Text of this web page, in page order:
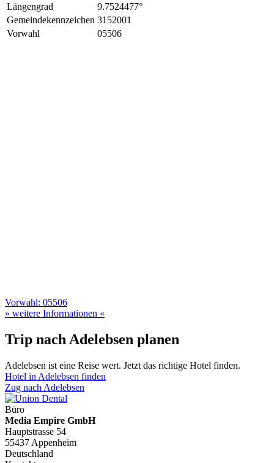
Längengrad
9.7524477°
Gemeindekennzeichen 3152001
Vorwahl
05506
Vorwahl: 05506
» weitere Informationen «
Trip nach Adelebsen planen
Adelebsen ist eine Reise wert. Jetzt das richtige Hotel finden.
Hotel in Adelebsen finden
Zug nach Adelebsen
Büro
Media Empire GmbH
Hauptstrasse 54
55437 Appenheim
Deutschland